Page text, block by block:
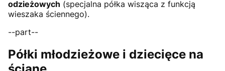
odzieżowych (specjalna półka wisząca z funkcją
wieszaka ściennego).
--part--
Półki młodzieżowe i dziecięce na